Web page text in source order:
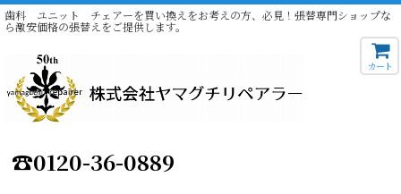
歯科 ユニット チェアーを買い換えをお考えの方、必見！張替専門ショップな
ら激安価格の張替えをご提供します。
☎0120-36-0889
カート